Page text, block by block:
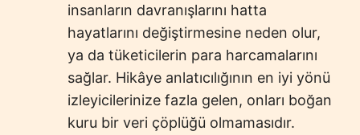
insanların davranışlarını hatta
hayatlarını değiştirmesine neden olur,
ya da tüketicilerin para harcamalarını
sağlar. Hikâye anlatıcılığının en iyi yönü
izleyicilerinize fazla gelen, onları boğan
kuru bir veri çöplüğü olmamasıdır.